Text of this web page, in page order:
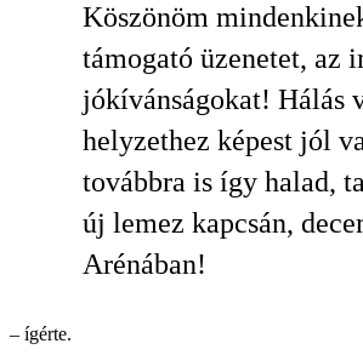
Köszönöm
támogató üzenetet, az
jókívánságokat! Hálás
helyzethez képest jól
továbbra is így halad,
új lemez kapcsán,
Arénában!
– ígérte.